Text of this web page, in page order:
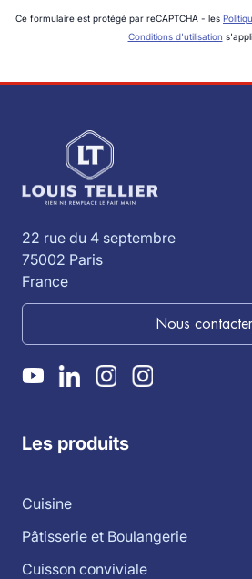
Ce formulaire est protégé par reCAPTCHA - les
Conditions d'utilisation
22 rue du 4 septembre
75002 Paris
France
Nous contacter
Les produits
Cuisine
Pâtisserie et Boulangerie
Cuisson conviviale